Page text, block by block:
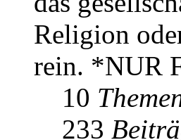
Religion
rein. *NUR
10
233